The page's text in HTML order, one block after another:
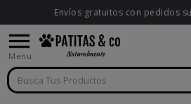
Envíos gratuitos con pedidos

Menu